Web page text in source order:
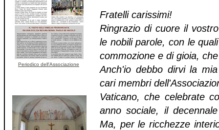
Periodico dell'Associazione
Fratelli carissimi!
Ringrazio di cuore il
le nobili parole, con le
commozione e di gioia,
Anch'io debbo dirvi la
cari membri
Vaticano, che celebrate
anno sociale, il
Ma, per le ricchezze